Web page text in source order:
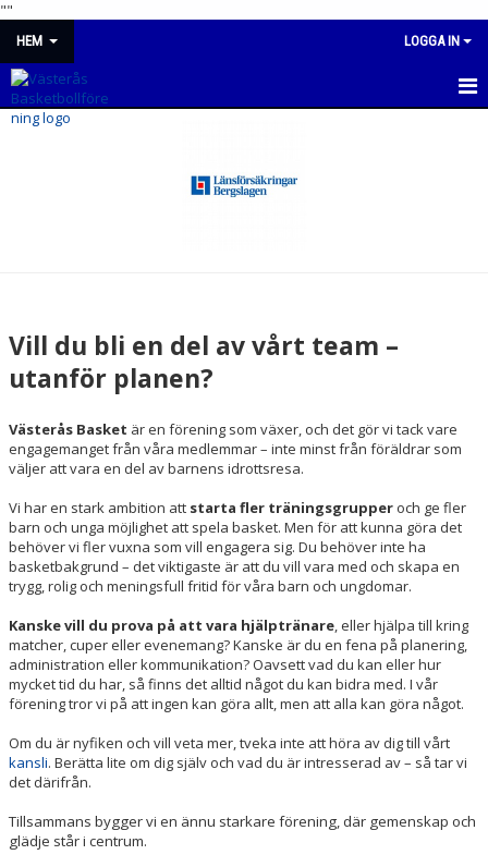
""
HEM LOGGA IN
NYHETER
BLI EN DEL AV VÅRT TEAM – UTANFÖR PLANEN
STYRELSEN
BÖRJA SPELA BASKET
AVGIFTER
KALENDER
BILDGALLERI
MATCHER
Vill du bli en del av vårt team –
utanför planen?
Västerås Basket är en förening som växer, och det gör vi tack vare
engagemanget från våra medlemmar – inte minst från föräldrar som
väljer att vara en del av barnens idrottsresa.
Vi har en stark ambition att starta fler träningsgrupper och ge fler
barn och unga möjlighet att spela basket. Men för att kunna göra det
behöver vi fler vuxna som vill engagera sig. Du behöver inte ha
basketbakgrund – det viktigaste är att du vill vara med och skapa en
trygg, rolig och meningsfull fritid för våra barn och ungdomar.
Kanske vill du prova på att vara hjälptränare, eller hjälpa till kring
matcher, cuper eller evenemang? Kanske är du en fena på planering,
administration eller kommunikation? Oavsett vad du kan eller hur
mycket tid du har, så finns det alltid något du kan bidra med. I vår
förening tror vi på att ingen kan göra allt, men att alla kan göra något.
Om du är nyfiken och vill veta mer, tveka inte att höra av dig till vårt
kansli. Berätta lite om dig själv och vad du är intresserad av – så tar vi
det därifrån.
Tillsammans bygger vi en ännu starkare förening, där gemenskap och
glädje står i centrum.